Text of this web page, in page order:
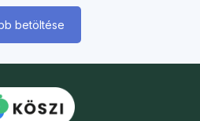
betöltése